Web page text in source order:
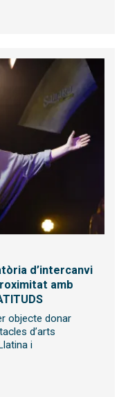
d’intercanvi
amb
objecte donar
d’arts
i